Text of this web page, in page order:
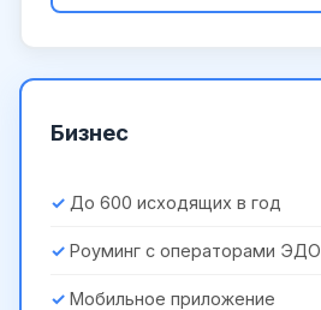
Бизнес
До 600 исходящих в год
Роуминг с операторами ЭДО
Мобильное приложение